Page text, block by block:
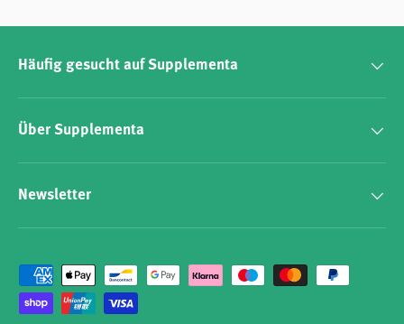
Häufig gesucht auf Supplementa
Über Supplementa
Newsletter
Zahlungsmethoden